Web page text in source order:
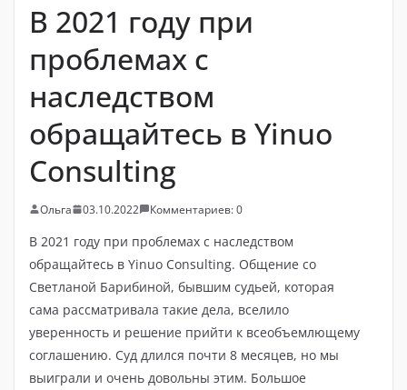
В 2021 году при
проблемах с
наследством
обращайтесь в Yinuo
Consulting
Ольга 03.10.2022 Комментариев: 0
В 2021 году при проблемах с наследством
обращайтесь в Yinuo Consulting. Общение со
Светланой Барибиной, бывшим судьей, которая
сама рассматривала такие дела, вселило
уверенность и решение прийти к всеобъемлющему
соглашению. Суд длился почти 8 месяцев, но мы
выиграли и очень довольны этим. Большое